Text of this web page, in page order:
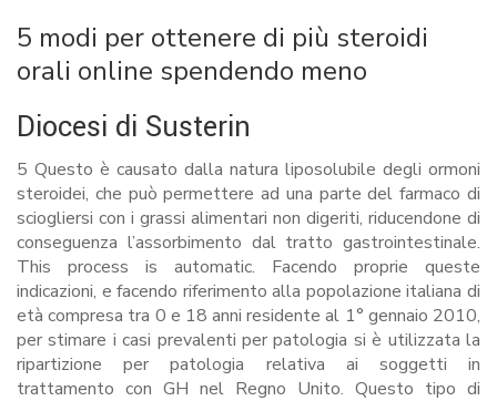
5 modi per ottenere di più steroidi
orali online spendendo meno
Diocesi di Susterin
5 Questo è causato dalla natura liposolubile degli ormoni
steroidei, che può permettere ad una parte del farmaco di
sciogliersi con i grassi alimentari non digeriti, riducendone di
conseguenza l’assorbimento dal tratto gastrointestinale.
This process is automatic. Facendo proprie queste
indicazioni, e facendo riferimento alla popolazione italiana di
età compresa tra 0 e 18 anni residente al 1° gennaio 2010,
per stimare i casi prevalenti per patologia si è utilizzata la
ripartizione per patologia relativa ai soggetti in
trattamento con GH nel Regno Unito. Questo tipo di